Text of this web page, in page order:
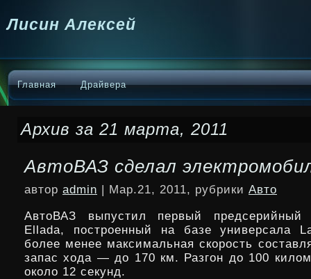
Лисин Алексей
Главная Драйвера
Архив за 21 марта, 2011
АвтоВАЗ сделал
автор admin | Мар.21, 2011, рубрики Авто
АвтоВАЗ выпустил первый предсерийный
Ellada, построенный на базе универсала
более менее максимальная скорость
запас хода — до 170 км. Разгон до 100
около 12 секунд.